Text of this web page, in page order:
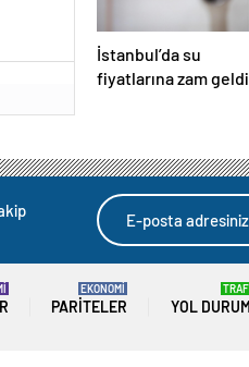
İstanbul’da su
fiyatlarına zam geldi
PARITELER
EKONOMİ
YOL